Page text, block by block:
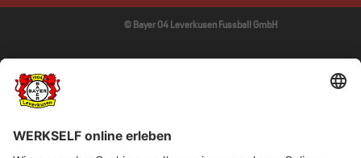
© Bayer 04 Leverkusen Fussball GmbH